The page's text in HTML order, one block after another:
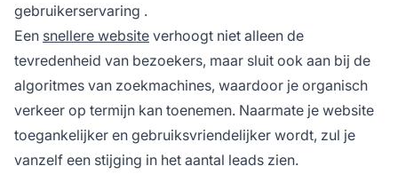
gebruikerservaring .
Een snellere website verhoogt niet alleen de
tevredenheid van bezoekers, maar sluit ook aan bij de
algoritmes van zoekmachines, waardoor je organisch
verkeer op termijn kan toenemen. Naarmate je website
toegankelijker en gebruiksvriendelijker wordt, zul je
vanzelf een stijging in het aantal leads zien.